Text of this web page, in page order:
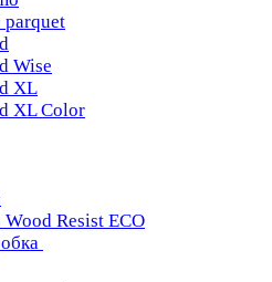
parquet
Wise
XL
XL Color
Resist ECO